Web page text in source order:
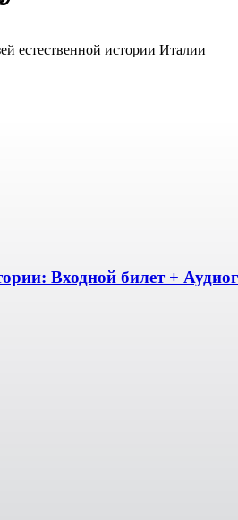
естественной истории Италии
Входной билет +